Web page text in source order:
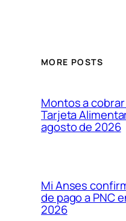
MORE POSTS
Montos a
Tarjeta
agosto de 2026
Mi Anses
de pago a PNC
2026